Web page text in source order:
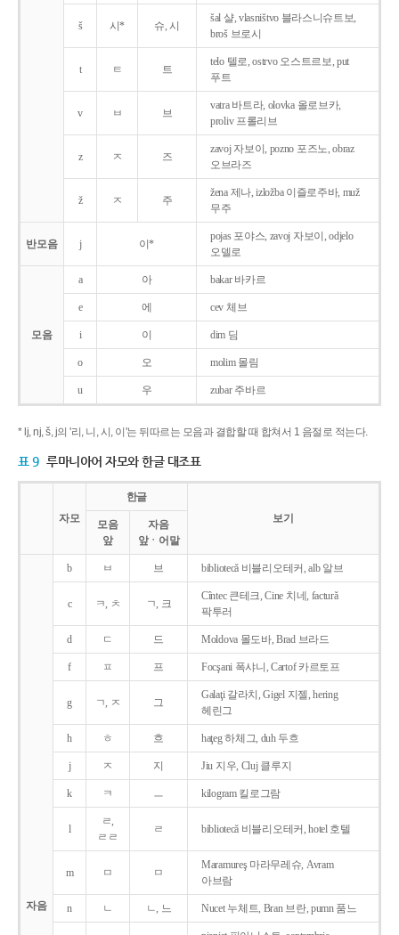
š 시* 슈, 시
šal 샬, vlasništvo 블라스니슈트보,
broš 브로시
t ㅌ 트
telo 텔로, ostrvo 오스트르보, put
푸트
v ㅂ 브
vatra 바트라, olovka 올로브카,
proliv 프롤리브
z ㅈ 즈
zavoj 자보이, pozno 포즈노, obraz
오브라즈
ž ㅈ 주
žena 제나, izložba 이즐로주바, muž
무주
반모음 j 이*
pojas 포야스, zavoj 자보이, odjelo
오델로
모음
a 아 bakar 바카르
e 에 cev 체브
i 이 dim 딤
o 오 molim 몰림
u 우 zubar 주바르
* lj, nj, š, j의 '리, 니, 시, 이'는 뒤따르는 모음과 결합할 때 합쳐서 1 음절로 적는다.
표 9 루마니아어 자모와 한글 대조표
자모
한글
보기
모음
앞
자음
앞ㆍ어말
자음
b ㅂ 브 bibliotecǎ 비블리오테커, alb 알브
c ㅋ, ㅊ ㄱ, 크
Cîntec 큰테크, Cine 치네, facturǎ
팍투러
d ㄷ 드 Moldova 몰도바, Brad 브라드
f ㅍ 프 Focşani 폭샤니, Cartof 카르토프
g ㄱ, ㅈ 그
Galaţi 갈라치, Gigel 지젤, hering
헤린그
h ㅎ 흐 haţeg 하체그, duh 두흐
j ㅈ 지 Jiu 지우, Cluj 클루지
k ㅋ ㅡ kilogram 킬로그람
l
ㄹ,
ㄹㄹ
ㄹ bibliotecǎ 비블리오테커, hotel 호텔
m ㅁ ㅁ
Maramureş 마라무레슈, Avram
아브람
n ㄴ ㄴ, 느 Nucet 누체트, Bran 브란, pumn 품느